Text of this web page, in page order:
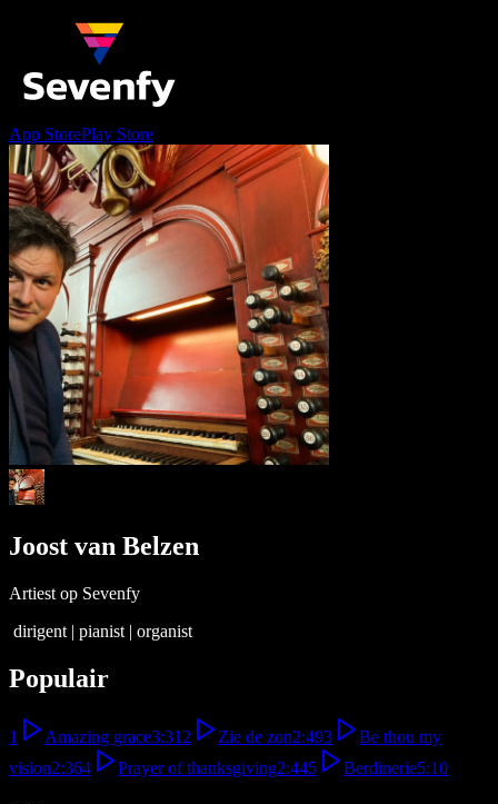
App StorePlay Store
Joost van Belzen
Artiest op Sevenfy
dirigent | pianist | organist
Populair
1 Amazing grace3:31 2 Zie de zon2:493
Be thou my
vision2:364 Prayer of thanksgiving2:445 Berdinerie5:10